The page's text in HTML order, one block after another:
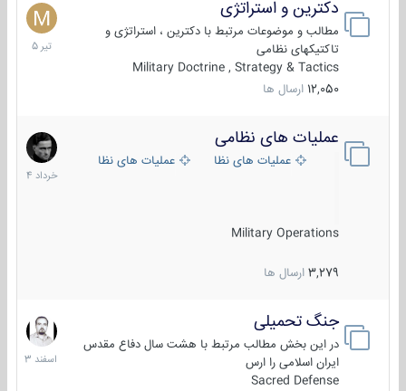
دکترین و استراتژی
مطالب و موضوعات مرتبط با دکترین ، استراتژی و
تاکتیکهای نظامی
Military Doctrine , Strategy & Tactics
12,050 ارسال ها
27
تیر
1405
عملیات های نظامی
عملیات های نظامی ایرانعملیات های نظامی خارجی
Military Operations
3,279 ارسال ها
5
خرداد
1404
جنگ تحمیلی
در این بخش مطالب مرتبط با هشت سال دفاع مقدس
ایران اسلامی را ارس
Sacred Defense
20
اسفند
1403